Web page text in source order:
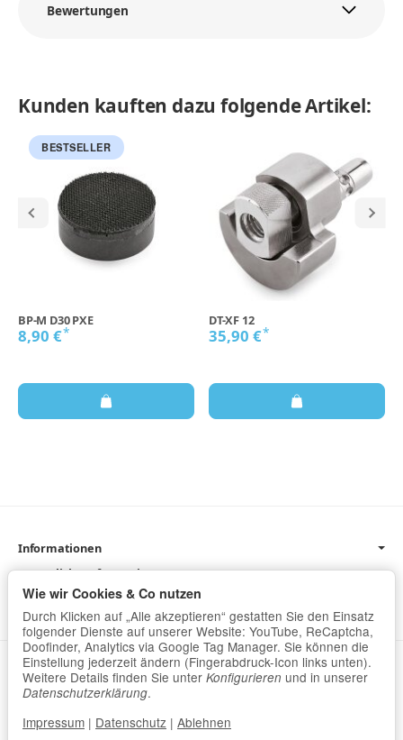
Bewertungen
Kunden kauften dazu folgende Artikel:
BESTSELLER
BP-M D30 PXE
8,90 €*
DT-XF 12
35,90 €*
Informationen
Gesetzliche Informationen
Newsletter
Datenschutz•Impressum
Vertrag widerrufen
Wie wir Cookies & Co nutzen
Durch Klicken auf „Alle akzeptieren“ gestatten Sie den Einsatz
folgender Dienste auf unserer Website: YouTube, ReCaptcha,
Doofinder, Analytics via Google Tag Manager. Sie können die
Einstellung jederzeit ändern (Fingerabdruck-Icon links unten).
Weitere Details finden Sie unter Konfigurieren und in unserer
Datenschutzerklärung.
Impressum | Datenschutz | Ablehnen